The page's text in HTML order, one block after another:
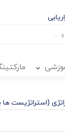
(استراتژیست